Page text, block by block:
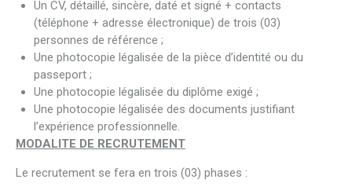
Un CV, détaillé, sincère, daté et signé + contacts
(téléphone + adresse électronique) de trois (03)
personnes de référence ;
Une photocopie légalisée de la pièce d’identité ou du
passeport ;
Une photocopie légalisée du diplôme exigé ;
Une photocopie légalisée des documents justifiant
l’expérience professionnelle.
MODALITE DE RECRUTEMENT
Le recrutement se fera en trois (03) phases :